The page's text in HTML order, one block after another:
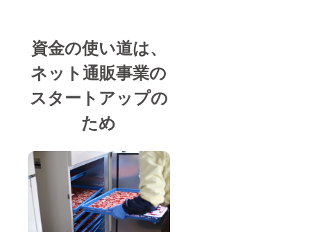
資金の使い道は、
ネット通販事業の
スタートアップの
ため